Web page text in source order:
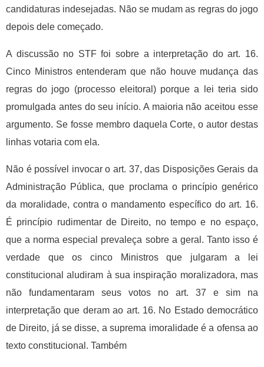
candidaturas indesejadas. Não se mudam as regras do jogo
depois dele começado.
A discussão no STF foi sobre a interpretação do art. 16.
Cinco Ministros entenderam que não houve mudança das
regras do jogo (processo eleitoral) porque a lei teria sido
promulgada antes do seu início. A maioria não aceitou esse
argumento. Se fosse membro daquela Corte, o autor destas
linhas votaria com ela.
Não é possível invocar o art. 37, das Disposições Gerais da
Administração Pública, que proclama o princípio genérico
da moralidade, contra o mandamento específico do art. 16.
É princípio rudimentar de Direito, no tempo e no espaço,
que a norma especial prevaleça sobre a geral. Tanto isso é
verdade que os cinco Ministros que julgaram a lei
constitucional aludiram à sua inspiração moralizadora, mas
não fundamentaram seus votos no art. 37 e sim na
interpretação que deram ao art. 16. No Estado democrático
de Direito, já se disse, a suprema imoralidade é a ofensa ao
texto constitucional. Também